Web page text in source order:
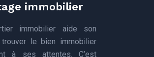
immobilier
immobilier aide son
le bien immobilier
à ses attentes. C’est